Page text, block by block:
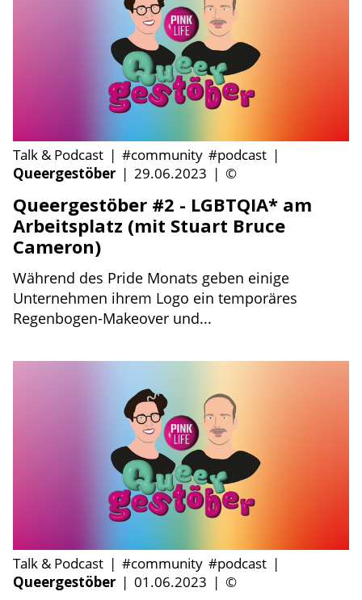
Talk & Podcast | #community #podcast |
Queergestöber | 29.06.2023 | ©
Queergestöber #2 - LGBTQIA* am
Arbeitsplatz (mit Stuart Bruce
Cameron)
Während des Pride Monats geben einige
Unternehmen ihrem Logo ein temporäres
Regenbogen-Makeover und...
Talk & Podcast | #community #podcast |
Queergestöber | 01.06.2023 | ©